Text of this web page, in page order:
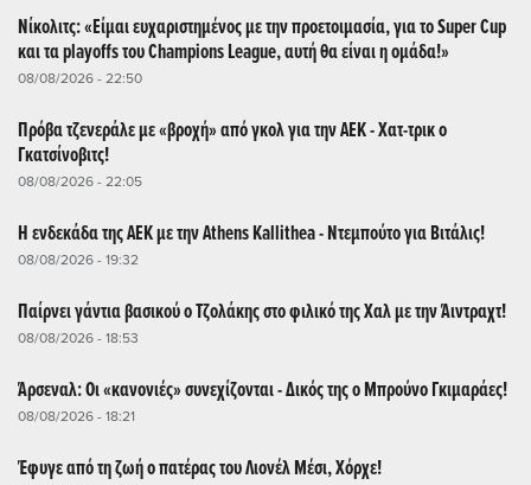
Νίκολιτς: «Είμαι ευχαριστημένος με την προετοιμασία, για το Super Cup
και τα playoffs του Champions League, αυτή θα είναι η ομάδα!»
08/08/2026 - 22:50
Πρόβα τζενεράλε με «βροχή» από γκολ για την ΑΕΚ - Χατ-τρικ ο
Γκατσίνοβιτς!
08/08/2026 - 22:05
Η ενδεκάδα της ΑΕΚ με την Athens Kallithea - Ντεμπούτο για Βιτάλις!
08/08/2026 - 19:32
Παίρνει γάντια βασικού ο Τζολάκης στο φιλικό της Χαλ με την Άιντραχτ!
08/08/2026 - 18:53
Άρσεναλ: Οι «κανονιές» συνεχίζονται - Δικός της ο Μπρούνο Γκιμαράες!
08/08/2026 - 18:21
Έφυγε από τη ζωή ο πατέρας του Λιονέλ Μέσι, Χόρχε!